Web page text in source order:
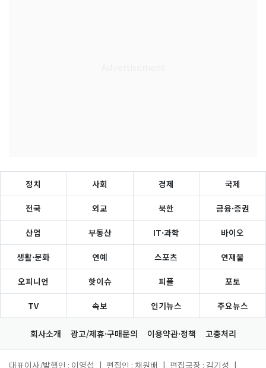
정치 사회 경제 국제
전국 외교 북한 금융·증권
산업 부동산 IT·과학 바이오
생활·문화 연예 스포츠 연재물
오피니언 핫이슈 피플 포토
TV 속보 인기뉴스 주요뉴스
회사소개 광고/제휴·구매문의 이용약관·정책 고충처리
대표이사/발행인 : 이영섭 편집인 : 채원배 편집국장 : 김기성